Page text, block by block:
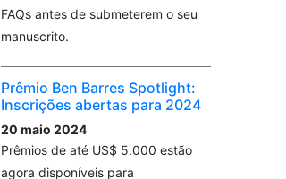
FAQs antes de submeterem o seu
manuscrito.
Prêmio Ben Barres Spotlight:
Inscrições abertas para 2024
20 maio 2024
Prêmios de até US$ 5.000 estão
agora disponíveis para